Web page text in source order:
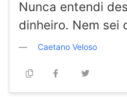
Nunca entendi
dinheiro. Nem sei
Caetano Veloso